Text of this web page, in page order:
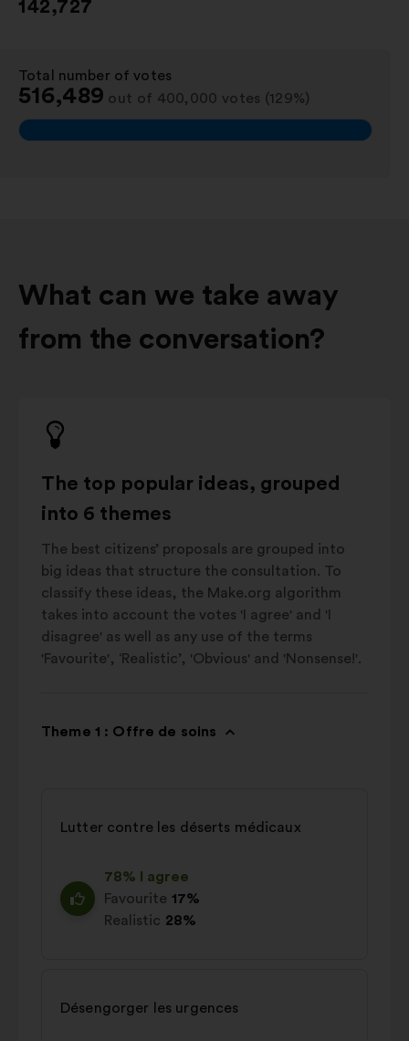
142,727
Total number of votes
516,489 out of 400,000 votes (129%)
What can we take away
from the conversation?
The top popular ideas, grouped
into 6 themes
The best citizens’ proposals are grouped into
big ideas that structure the consultation. To
classify these ideas, the Make.org algorithm
takes into account the votes 'I agree' and 'I
disagree' as well as any use of the terms
'Favourite', ‘Realistic’, 'Obvious' and 'Nonsense!'.
Theme 1 : Offre de soins
Lutter contre les déserts médicaux
78% I agree
Favourite 17%
Realistic 28%
Désengorger les urgences